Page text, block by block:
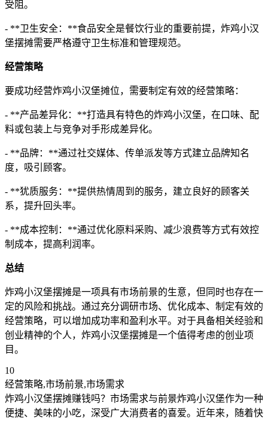
受阻。
- **卫生安全：**食品安全是餐饮行业的重要前提，炸鸡小汉
堡摆摊需要严格遵守卫生标准和管理规范。
经营策略
要成功经营炸鸡小汉堡摊位，需要制定有效的经营策略：
- **产品差异化：**打造具有特色的炸鸡小汉堡，在口味、配
料或包装上与竞争对手形成差异化。
- **品牌：**通过社交媒体、传单派发等方式建立品牌知名
度，吸引顾客。
- **犹质服务：**提供热情周到的服务，建立良好的顾客关
系，提升回头率。
- **成本控制：**通过优化原料采购、减少浪费等方式有效控
制成本，提高利润率。
总结
炸鸡小汉堡摆摊是一项具有市场前景的生意，但同时也存在一
定的风险和挑战。通过充分调研市场、优化成本、制定有效的
经营策略，可以增加成功率和盈利水平。对于具备相关经验和
创业精神的个人，炸鸡小汉堡摆摊是一个值得考虑的创业项
目。
10
经营策略,市场前景,市场需求
炸鸡小汉堡摆摊赚钱吗？市场需求与前景炸鸡小汉堡作为一种
便捷、美味的小吃，深受广大消费者的喜爱。近年来，随着快